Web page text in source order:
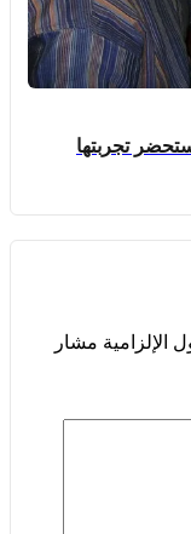
تجربتها
الإلزامية مشار